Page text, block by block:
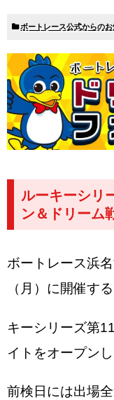
ボートレース公式からの
ルーキーシリ
ン＆ドリーム
ボートレース浜
（月）に開催す
キーシリーズ第
イトをオープンし
前検日には出場